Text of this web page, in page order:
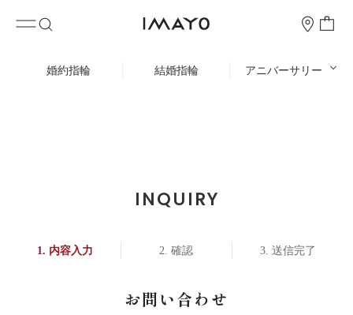
婚約指輪 結婚指輪 アニバーサリー
INQUIRY
内容入力 確認 送信完了
お問い合わせ